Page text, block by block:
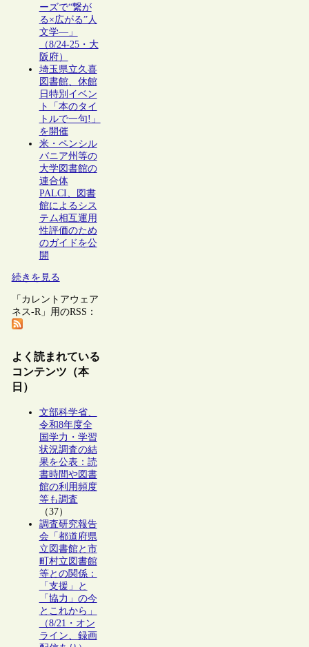
ーズで“繋が
る×広がる”人
文学―」
（8/24-25・大
阪府）
埼玉県立久喜
図書館、休館
日特別イベン
ト「本のタイ
トルで一句!」
を開催
米・ペンシル
バニア州等の
大学図書館の
連合体
PALCI、図書
館によるシス
テム相互運用
性評価のため
のガイドを公
開
続きを見る
「カレントアウェア
ネス-R」用のRSS：
よく読まれている
コンテンツ（本
日）
文部科学省、
令和8年度全
国学力・学習
状況調査の結
果を公表：読
書時間や図書
館の利用頻度
等も調査
（37）
調査研究報告
会「都道府県
立図書館と市
町村立図書館
等との関係：
「支援」と
「協力」の今
とこれから」
（8/21・オン
ライン、録画